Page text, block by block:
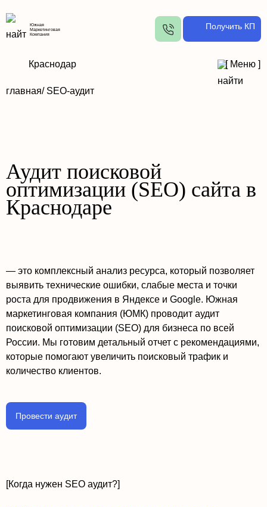
Южная
Маркетинговая
Компания
Получить КП
Краснодар [ Меню ]
главная/ SEO-аудит
Аудит поисковой
оптимизации (SEO) сайта в
Краснодаре
— это комплексный анализ ресурса, который позволяет
выявить технические ошибки, слабые места и точки
роста для продвижения в Яндексе и Google. Южная
маркетинговая компания (ЮМК) проводит аудит
поисковой оптимизации (SEO) для бизнеса по всей
России. Мы готовим детальный отчет с рекомендациями,
которые помогают увеличить поисковый трафик и
количество клиентов.
Провести аудит
[Когда нужен SEO аудит?]